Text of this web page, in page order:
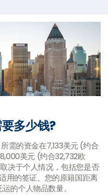
多少钱?
所需的资金在7,133美元 (约合
美元 (约合32,732欧
决于个人情况，包括您是否
用的签证、您的原籍国距离
的个人物品数量。